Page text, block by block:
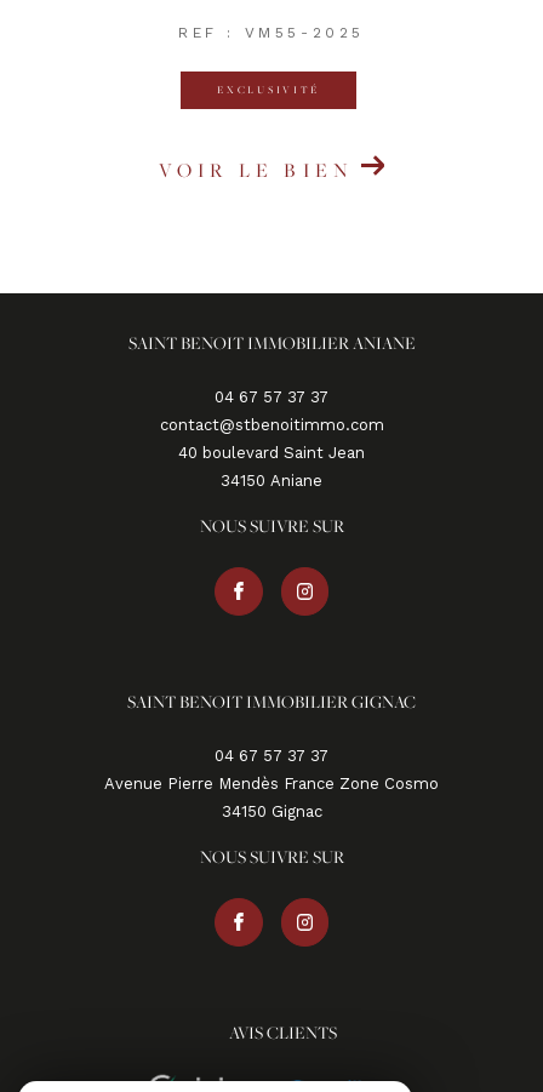
REF : VM55-2025
EXCLUSIVITÉ
VOIR LE BIEN
SAINT BENOIT IMMOBILIER ANIANE
04 67 57 37 37
contact@stbenoitimmo.com
40 boulevard Saint Jean
34150
aniane
NOUS SUIVRE SUR
SAINT BENOIT IMMOBILIER GIGNAC
04 67 57 37 37
Avenue Pierre Mendès France Zone Cosmo
34150
gignac
NOUS SUIVRE SUR
AVIS CLIENTS